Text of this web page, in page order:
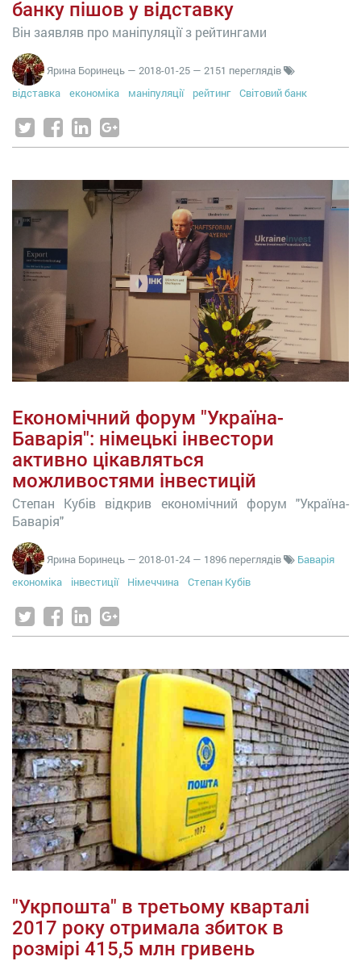
банку пішов у відставку
Він заявляв про маніпуляції з рейтингами
Ярина Боринець — 2018-01-25 — 2151 переглядів
відставка
економіка маніпуляції рейтинг Світовий банк
Економічний форум "Україна-
Баварія": німецькі інвестори
активно цікавляться
можливостями інвестицій
Степан Кубів відкрив економічний форум "Україна-
Баварія"
Ярина Боринець — 2018-01-24 — 1896 переглядів
Баварія
економіка
інвестиції Німеччина Степан Кубів
"Укрпошта" в третьому кварталі
2017 року отримала збиток в
розмірі 415,5 млн гривень